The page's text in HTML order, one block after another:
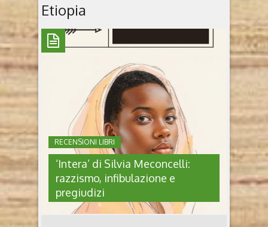
Etiopia
RECENSIONI LIBRI
‘Intera’ di Silvia Meconcelli:
razzismo, infibulazione e
pregiudizi